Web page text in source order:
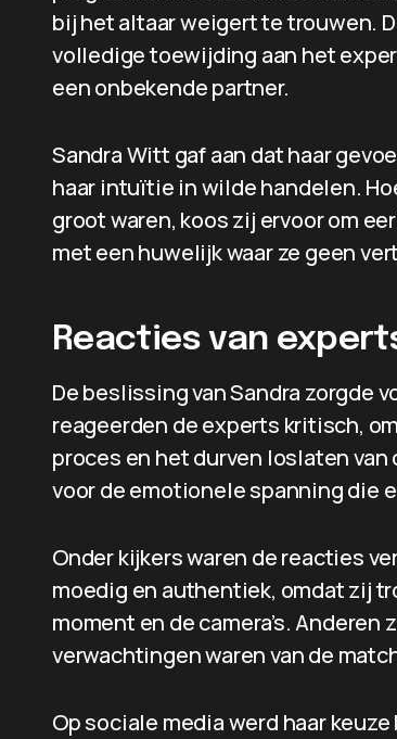
bij het altaar weigert te trouwen.
volledige toewijding aan het
een onbekende partner.
Sandra Witt gaf aan dat haar
haar intuïtie in wilde handelen.
groot waren, koos zij ervoor om
met een huwelijk waar ze geen
Reacties van
De beslissing van Sandra zorgde
reageerden de experts kritisch,
proces en het durven loslaten
voor de emotionele spanning die
Onder kijkers waren de reacties
moedig en authentiek, omdat zij
moment en de camera’s.
verwachtingen waren van de
Op sociale media werd haar